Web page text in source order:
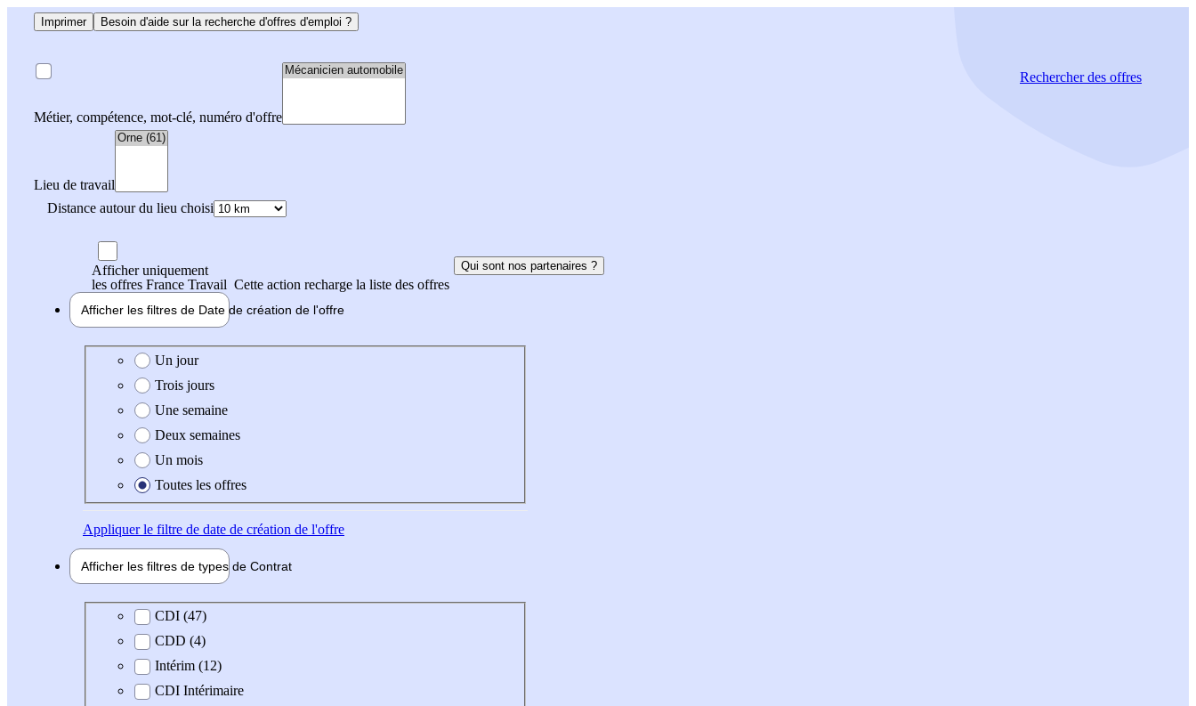
Imprimer Besoin d'aide sur la recherche d'offres d'emploi ?
Métier, compétence, mot-clé, numéro d'offre
Lieu de travail
Distance autour du lieu choisi
Rechercherdes offres
Afficher uniquement
les offres France Travail Cette action recharge la liste des offres
Qui sont nos partenaires ?
Afficher les filtres de Date de création de l'offre
Date de création de l'offre
Un jour
Trois jours
Une semaine
Deux semaines
Un mois
Toutes les offres
Appliquerle filtre de date de création de l'offre
Afficher les filtres de types de Contrat
Type de contratCDI (47)
CDD (4)
Intérim (12)
CDI Intérimaire